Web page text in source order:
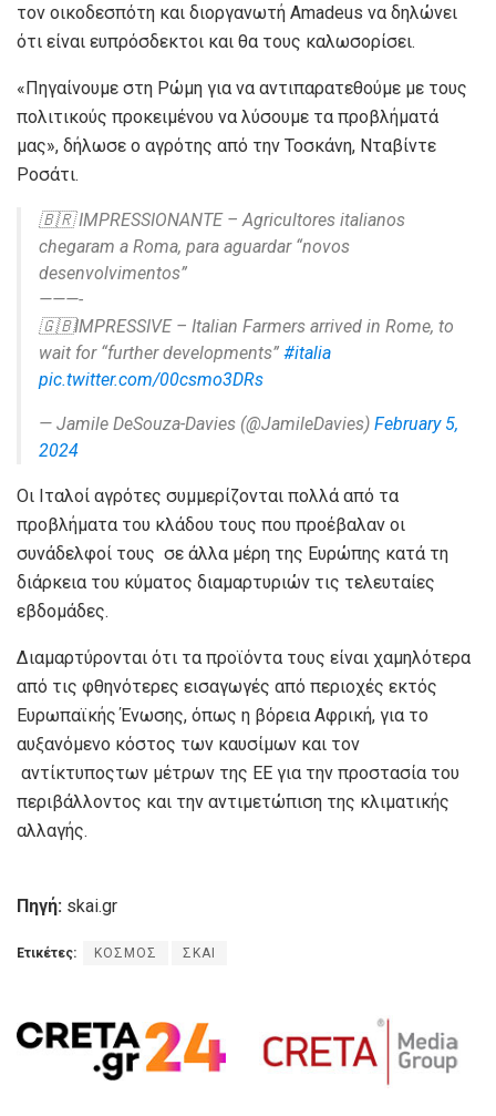
τον οικοδεσπότη και διοργανωτή Amadeus να δηλώνει
ότι είναι ευπρόσδεκτοι και θα τους καλωσορίσει.
«Πηγαίνουμε στη Ρώμη για να αντιπαρατεθούμε με τους
πολιτικούς προκειμένου να λύσουμε τα προβλήματά
μας», δήλωσε ο αγρότης από την Τοσκάνη, Νταβίντε
Ροσάτι.
🇧🇷 IMPRESSIONANTE – Agricultores italianos
chegaram a Roma, para aguardar “novos
desenvolvimentos”
———-
🇬🇧IMPRESSIVE – Italian Farmers arrived in Rome, to
wait for “further developments” #italia
pic.twitter.com/00csmo3DRs
— Jamile DeSouza-Davies (@JamileDavies) February 5,
2024
Οι Ιταλοί αγρότες συμμερίζονται πολλά από τα
προβλήματα του κλάδου τους που προέβαλαν οι
συνάδελφοί τους σε άλλα μέρη της Ευρώπης κατά τη
διάρκεια του κύματος διαμαρτυριών τις τελευταίες
εβδομάδες.
Διαμαρτύρονται ότι τα προϊόντα τους είναι χαμηλότερα
από τις φθηνότερες εισαγωγές από περιοχές εκτός
Ευρωπαϊκής Ένωσης, όπως η βόρεια Αφρική, για το
αυξανόμενο κόστος των καυσίμων και τον
αντίκτυποςτων μέτρων της ΕΕ για την προστασία του
περιβάλλοντος και την αντιμετώπιση της κλιματικής
αλλαγής.
Πηγή: skai.gr
Ετικέτες: ΚΟΣΜΟΣ ΣΚΑΙ